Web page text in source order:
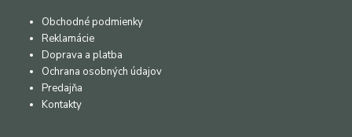
Obchodné podmienky
Reklamácie
Doprava a platba
Ochrana osobných údajov
Predajňa
Kontakty